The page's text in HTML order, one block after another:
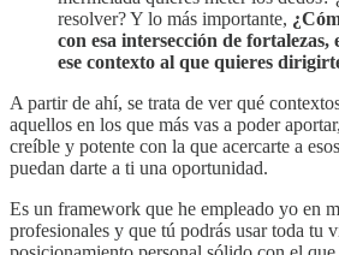
resolver? Y lo más importante,
con esa intersección de
ese contexto al que quieres
A partir de ahí, se trata de ver qué
aquellos en los que más vas a poder
creíble y potente con la que acercarte a esos
puedan darte a ti una oportunidad.
Es un framework que he empleado yo en
profesionales y que tú podrás usar toda tu